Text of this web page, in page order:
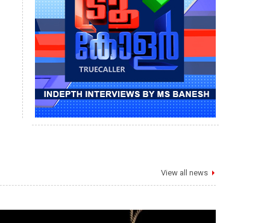
View all news